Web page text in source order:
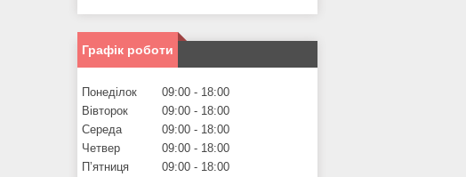
Графік роботи
Понеділок 09:00
18:00
Вівторок
09:00
18:00
Середа
09:00
18:00
Четвер
09:00
18:00
Пʼятниця
09:00
18:00